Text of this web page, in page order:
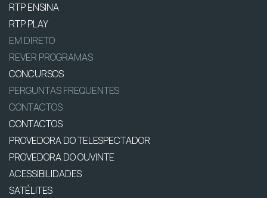
RTP ENSINA
RTP PLAY
EM DIRETO
REVER PROGRAMAS
CONCURSOS
PERGUNTAS FREQUENTES
CONTACTOS
CONTACTOS
PROVEDORA DO TELESPECTADOR
PROVEDORA DO OUVINTE
ACESSIBILIDADES
SATÉLITES